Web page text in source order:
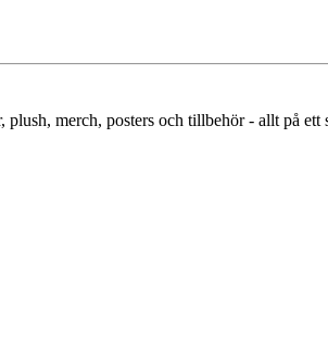
merch, posters och tillbehör - allt på ett